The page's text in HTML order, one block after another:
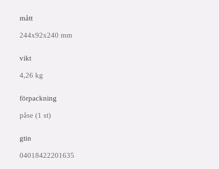
mått
244x92x240 mm
vikt
4,26 kg
förpackning
påse (1 st)
gtin
04018422201635